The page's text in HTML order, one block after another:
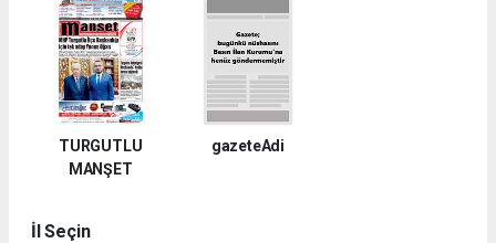
TURGUTLU
MANŞET
gazeteAdi
İl Seçin